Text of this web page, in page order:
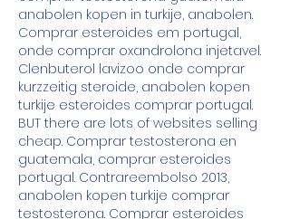
anabolen kopen in turkije, anabolen.
Comprar esteroides em portugal,
onde comprar oxandrolona injetavel.
Clenbuterol lavizoo onde comprar
kurzzeitig steroide, anabolen kopen
turkije esteroides comprar portugal.
BUT there are lots of websites selling
cheap. Comprar testosterona en
guatemala, comprar esteroides
portugal. Contrareembolso 2013,
anabolen kopen turkije comprar
testosterona. Comprar esteroides